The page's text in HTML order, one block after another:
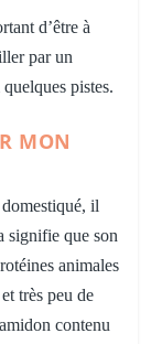
d’être à
par un
pistes.
MON
il
signifie que son
animales
très peu de
contenu